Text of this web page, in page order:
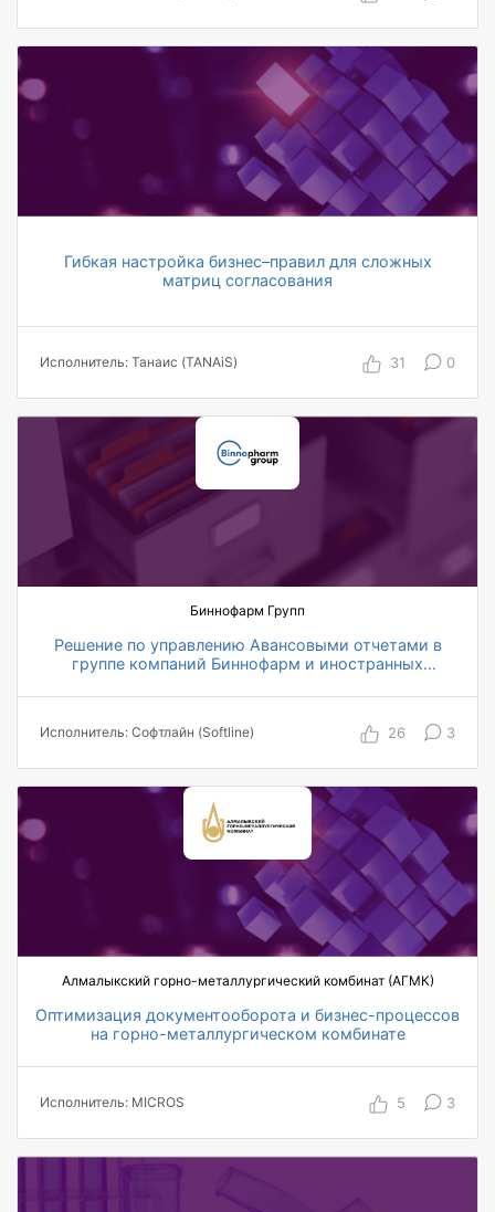
компании на отслеживание Метрик здоровья
81% степень автоматизации расчета Метрик
Гибкая настройка бизнес–правил для сложных
матриц согласования
Исполнитель: Танаис (TANAiS) 31 0
Биннофарм Групп
Решение по управлению Авансовыми отчетами в
группе компаний Биннофарм и иностранных
400 пользователей, охваченных
12 автоматизированных топ-менеджеров,
работающих в системе
Исполнитель: Софтлайн (Softline) 26 3
Алмалыкский горно-металлургический комбинат (АГМК)
Оптимизация документооборота и бизнес-процессов
на горно-металлургическом комбинате
на 70% повысилась исполнительская
в 2,5 раза ускорилось ознакомление с
на 92% сократился бумажный
Исполнитель: MICROS 5 3